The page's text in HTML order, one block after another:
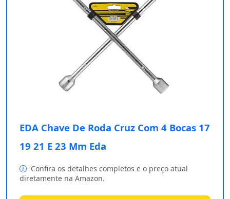
EDA Chave De Roda Cruz Com 4 Bocas 17
19 21 E 23 Mm Eda
Confira os detalhes completos e o preço atual
diretamente na Amazon.